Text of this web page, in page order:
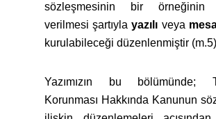
sözleşmesinin bir örneğinin
verilmesi şartıylayazılı veya
kurulabileceği düzenlenmiştir
Yazımızın bu bölümünde;
Korunması Hakkında Kanunun